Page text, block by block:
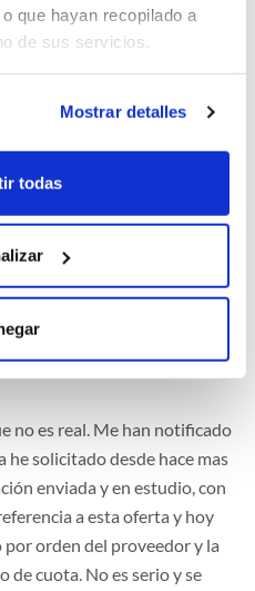
que hayan recopilado a
de sus servicios.
Mostrar detalles
todas
enviada y en estudio, con
a esta oferta y hoy
orden del proveedor y la
no es real. Me han notificado
he solicitado desde hace mas
enviada y en estudio, con
a esta oferta y hoy
por orden del proveedor y la
de cuota. No es serio y se